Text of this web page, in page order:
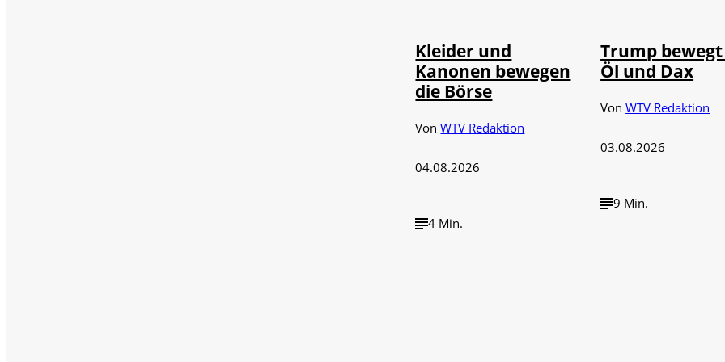
Kleider und
Kanonen bewegen
die Börse
VonWTV Redaktion
04.08.2026
4 Min.
Trump bewegt
Öl und Dax
VonWTV Redaktion
03.08.2026
9 Min.